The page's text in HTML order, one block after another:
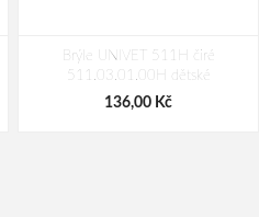
Brýle UNIVET 511H čiré
511.03.01.00H dětské
136,00 Kč